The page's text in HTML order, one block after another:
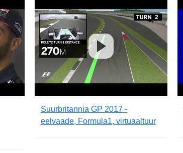
Suurbritannia GP 2017 -
eelvaade, Formula1, virtuaaltuur